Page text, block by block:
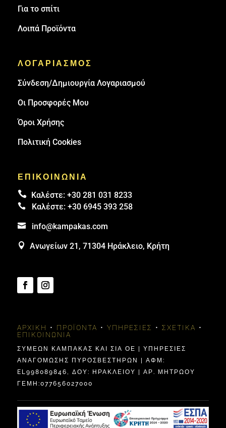
Για το σπίτι
Λοιπά Προϊόντα
ΛΟΓΑΡΙΑΣΜΟΣ
Σύνδεση/Δημιουργία Λογαριασμού
Οι Προσφορές Μου
Όροι Χρήσης
Πολιτική Cookies
ΕΠΙΚΟΙΝΩΝΙΑ
 Καλέστε: +30 281 031 8233
 Καλέστε: +30 6945 393 258
 info@kampakas.com
 Ανωγείων 21, 71304 Ηράκλειο, Κρήτη
ΑΡΧΙΚΉ • ΠΡΟΪΌΝΤΑ • ΥΠΗΡΕΣΊΕΣ • ΣΧΕΤΙΚΆ •
ΕΠΙΚΟΙΝΩΝΊΑ
ΣΥΜΕΩΝ ΚΑΜΠΑΚΑΣ ΚΑΙ ΣΙΑ ΟΕ | ΥΠΗΡΕΣΙΕΣ
ΑΝΑΓΟΜΩΣΗΣ ΠΥΡΟΣΒΕΣΤΗΡΩΝ | ΑΦΜ:
EL998089846, ΔΟΥ: ΗΡΑΚΛΕΊΟΥ | ΑΡ. ΜΗΤΡΩΟΥ
ΓΕΜΗ:077656027000